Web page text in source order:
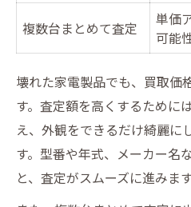
複数台まとめて査定
単価
可能
壊れた家電製品でも、買取価
す。査定額を高くするために
え、外観をできるだけ綺麗に
す。型番や年式、メーカー名
と、査定がスムーズに進みます